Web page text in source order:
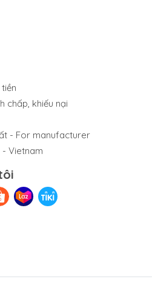
chấp, khiếu nại
- For manufacturer
Vietnam